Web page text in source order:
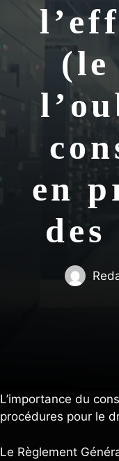
en
des
L’importance du
procédures pour le
Le Règlement